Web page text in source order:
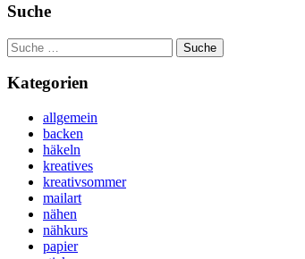
Suche
Suche
nach:
Kategorien
allgemein
backen
häkeln
kreatives
kreativsommer
mailart
nähen
nähkurs
papier